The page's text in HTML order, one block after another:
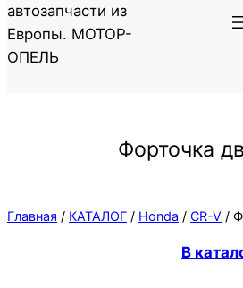
автозапчасти из
Европы. МОТОР-
ОПЕЛЬ
Форточка
Главная / КАТАЛОГ / Honda / CR-V /
В